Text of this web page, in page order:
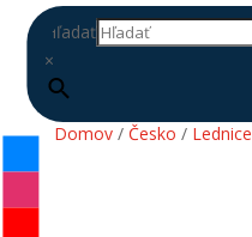
Hľadať
×
Domov/ Česko / Lednice